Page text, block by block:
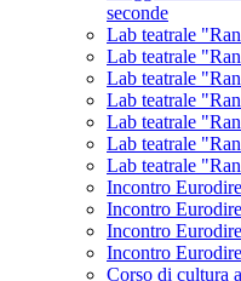
seconde
Lab teatrale
Lab teatrale
Lab teatrale
Lab teatrale
Lab teatrale
Lab teatrale
Lab teatrale
Incontro
Incontro
Incontro
Incontro
Corso di cultura